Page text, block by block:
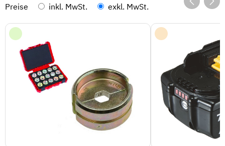
Preise inkl. MwSt. exkl. MwSt.